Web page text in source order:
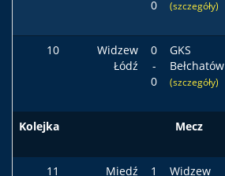
0
(szczegóły)
10
Widzew
Łódź
0
-
0
GKS
Bełchatów
(szczegóły)
Kolejka Mecz
11 Miedź 1 Widzew